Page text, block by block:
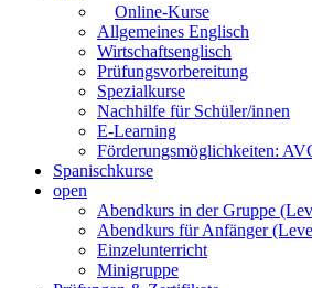
Online-Kurse
Allgemeines Englisch
Wirtschaftsenglisch
Prüfungsvorbereitung
Spezialkurse
Nachhilfe für Schüler/innen
E-Learning
Förderungsmöglichkeiten:
Spanischkurse
open
Abendkurs in der Gruppe
Abendkurs für Anfänger
Einzelunterricht
Minigruppe